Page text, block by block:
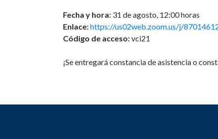
Fecha y hora: 31 de agosto, 12:00 horas
Enlace:https://us02web.zoom.us/j/
Código de acceso:vci21
¡Se entregará constancia de asistencia o